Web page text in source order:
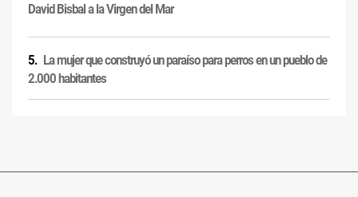
David Bisbal a la Virgen del Mar
La mujer que construyó un paraíso para perros en un pueblo de
2.000 habitantes